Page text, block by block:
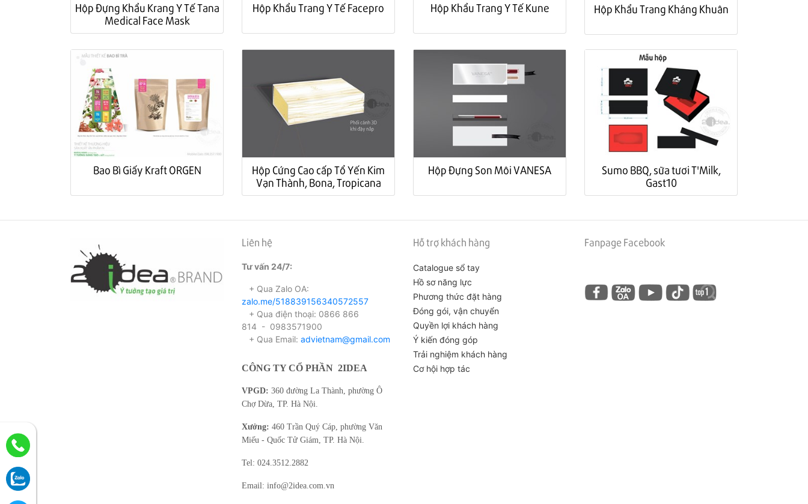
Hộp Đựng Khẩu Krang Y Tế Tana
Medical Face Mask
Hộp Khẩu Trang Y Tế Facepro Hộp Khẩu Trang Y Tế Kune Hộp Khẩu Trang Kháng Khuân
Bao Bì Giấy Kraft ORGEN
Hộp Cứng Cao cấp Tổ Yến Kim
Vạn Thành, Bona, Tropicana
Hộp Đựng Son Môi VANESA
Sumo BBQ, sữa tươi T'Milk,
Gast10
Liên hệ
Tư vấn 24/7:
+ Qua Zalo OA:
zalo.me/518839156340572557
+ Qua điện thoại: 0866 866
814 - 0983571900
+ Qua Email: advietnam@gmail.com
CÔNG TY CỔ PHẦN 2IDEA
VPGD: 360 đường La Thành, phường Ô
Chợ Dừa, TP. Hà Nội.
Xưởng: 460 Trần Quý Cáp, phường Văn
Miếu - Quốc Tử Giám, TP. Hà Nội.
Tel: 024.3512.2882
Email: info@2idea.com.vn
Hỗ trợ khách hàng
Catalogue sổ tay
Hồ sơ năng lực
Phương thức đặt hàng
Đóng gói, vận chuyển
Quyền lợi khách hàng
Ý kiến đóng góp
Trải nghiệm khách hàng
Cơ hội hợp tác
Fanpage Facebook